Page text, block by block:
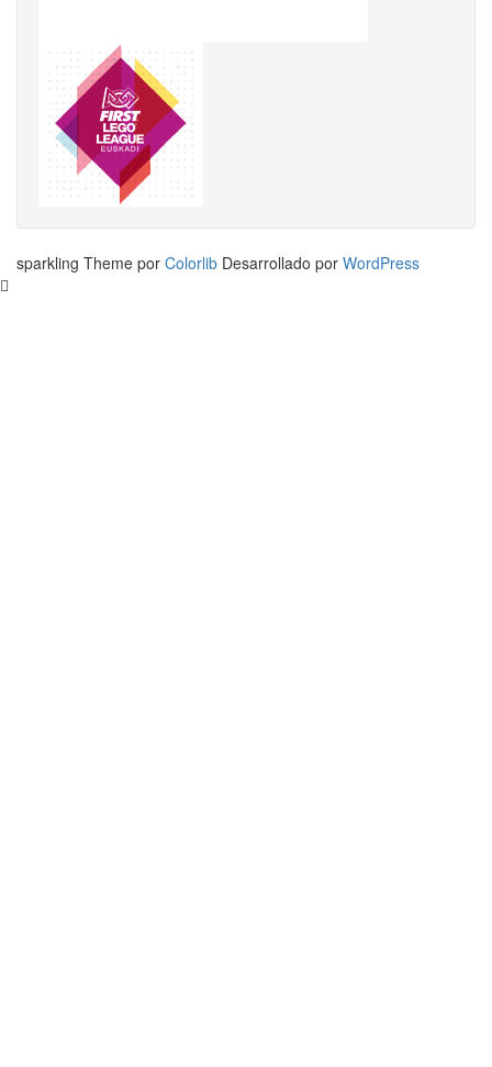
sparkling Theme por Colorlib Desarrollado por WordPress